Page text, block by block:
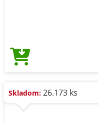
Skladom: 26.173 ks